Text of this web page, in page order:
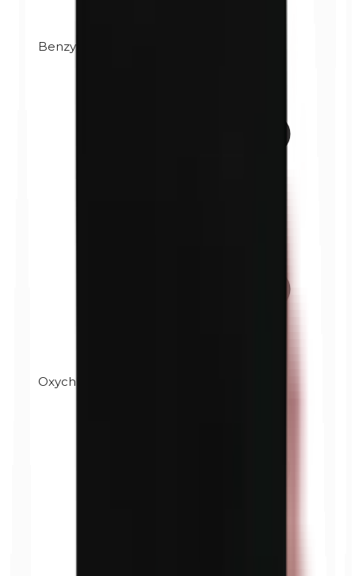
Benzylparabènes
Oxychlorure de bismuth